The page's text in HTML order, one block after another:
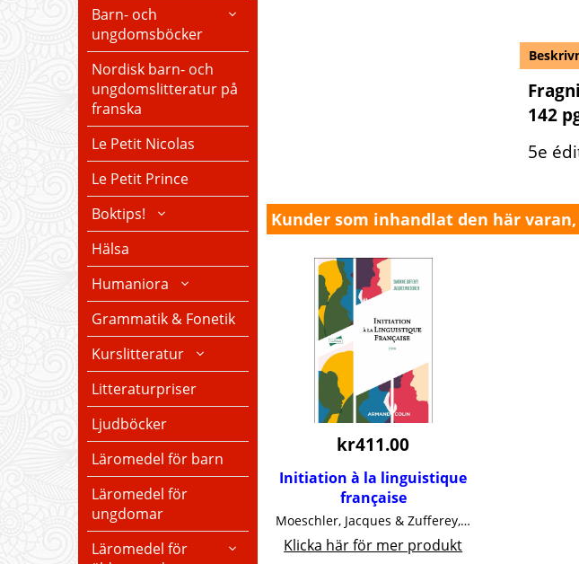
Barn- och
ungdomsböcker
Nordisk barn- och
ungdomslitteratur på
franska
Le Petit Nicolas
Le Petit Prince
Boktips!
Hälsa
Humaniora
Grammatik & Fonetik
Kurslitteratur
Litteraturpriser
Ljudböcker
Läromedel för barn
Läromedel för
ungdomar
Läromedel för
142
5e
Kunder som inhandlat den här
kr411.00
Initiation à la linguistique
française
Moeschler, Jacques & Zufferey, Sandrine Armand Colin, 340 pgs. 3e édition
Klicka här för mer produkt